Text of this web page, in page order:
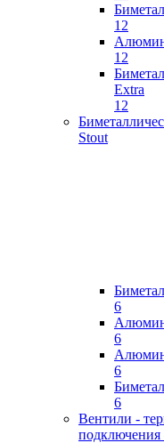
12
12
Extra
12
Stout
6
6
6
6
Вентили -
подключения